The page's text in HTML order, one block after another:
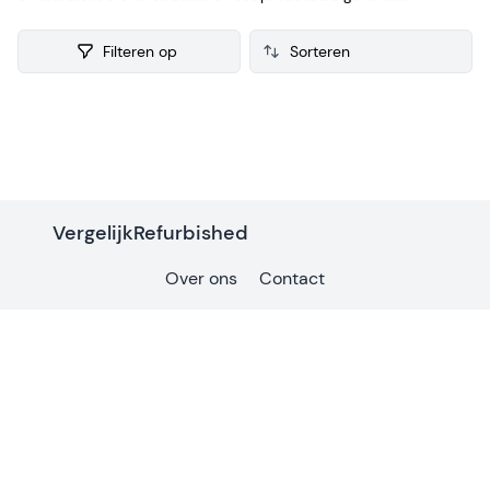
verzamelen we ook consumenten reviews, zodat je een
weloverwogen keuze kunt maken bij je aankoop.
Filteren op
VergelijkRefurbished
Over ons Contact